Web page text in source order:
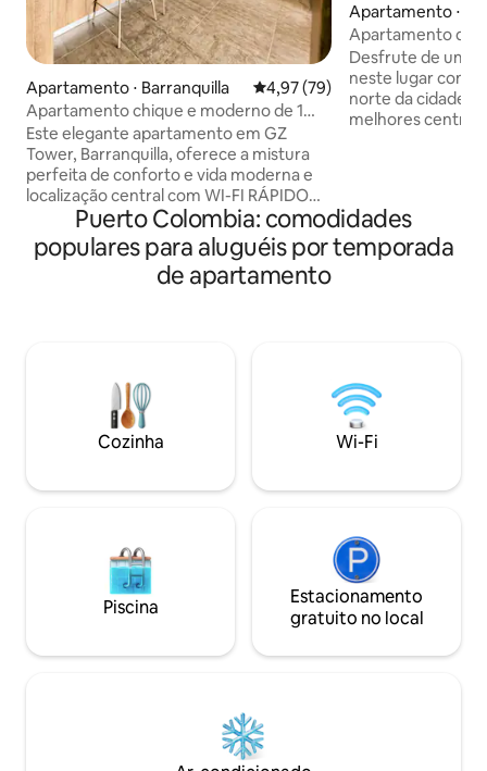
Apartamento ⋅ Barranquilla 4,97 de uma avaliação média
4,97 (79)
Apartamento chique e moderno de 1
quarto com WI-FI RÁPIDO
Este elegante apartamento em GZ
Tower, Barranquilla, oferece a mistura
perfeita de conforto e vida moderna e
localização central com WI-FI RÁPIDO
para trabalhar em casa. Possui uma área
de estar aconchegante, um quarto
confortável e um sofá-cama
conveniente para hóspedes extras. A
conveniência. Desfrute de uma estadia
relaxante com todas as comodidades de
que você precisa em uma localização
privilegiada, incluindo acesso a uma
Apartamento ⋅
Apartamento de
Desfrute de uma
neste lugar com
norte da cidade.
melhores centros
2,5 banheiros com
jantar de
móveis de designer. 3 camas king
Puerto Colombia: comodidades
populares para aluguéis por temporada
de apartamento
Cozinha Wi-Fi
Piscina
Estacionamento
gratuito no local